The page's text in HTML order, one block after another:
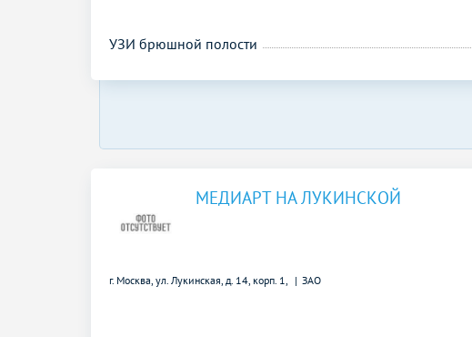
УЗИ брюшной полости
МЕДИАРТ НА ЛУКИНСКОЙ
г. Москва, ул. Лукинская, д. 14, корп. 1, ЗАО